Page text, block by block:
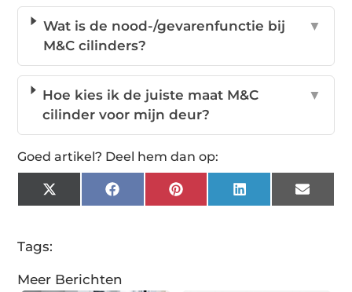
Wat is de nood-/gevarenfunctie bij
M&C cilinders?
▼
Hoe kies ik de juiste maat M&C
cilinder voor mijn deur?
▼
Goed artikel? Deel hem dan op:
X
(Twitter)
FacebookPinterestLinkedInEmail
Tags:
Meer Berichten